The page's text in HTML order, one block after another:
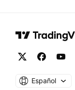
Español